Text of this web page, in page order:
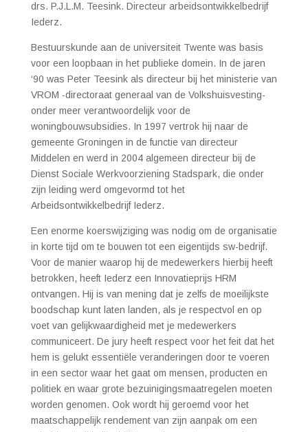
drs. P.J.L.M. Teesink. Directeur arbeidsontwikkelbedrijf
Iederz.
Bestuurskunde aan de universiteit Twente was basis
voor een loopbaan in het publieke domein. In de jaren
‘90 was Peter Teesink als directeur bij het ministerie van
VROM -directoraat generaal van de Volkshuisvesting-
onder meer verantwoordelijk voor de
woningbouwsubsidies. In 1997 vertrok hij naar de
gemeente Groningen in de functie van directeur
Middelen en werd in 2004 algemeen directeur bij de
Dienst Sociale Werkvoorziening Stadspark, die onder
zijn leiding werd omgevormd tot het
Arbeidsontwikkelbedrijf Iederz.
Een enorme koerswijziging was nodig om de organisatie
in korte tijd om te bouwen tot een eigentijds sw-bedrijf.
Voor de manier waarop hij de medewerkers hierbij heeft
betrokken, heeft Iederz een Innovatieprijs HRM
ontvangen. Hij is van mening dat je zelfs de moeilijkste
boodschap kunt laten landen, als je respectvol en op
voet van gelijkwaardigheid met je medewerkers
communiceert. De jury heeft respect voor het feit dat het
hem is gelukt essentiële veranderingen door te voeren
in een sector waar het gaat om mensen, producten en
politiek en waar grote bezuinigingsmaatregelen moeten
worden genomen. Ook wordt hij geroemd voor het
maatschappelijk rendement van zijn aanpak om een